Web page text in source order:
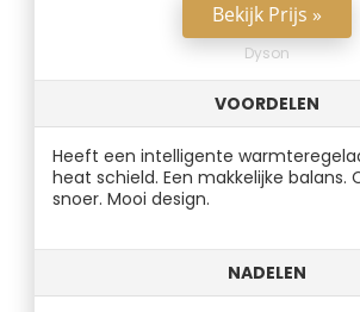
Bekijk Prijs »
Dyson
VOORDELEN
Heeft een intelligente
heat schield. Een makkelijke balans.
snoer. Mooi design.
NADELEN